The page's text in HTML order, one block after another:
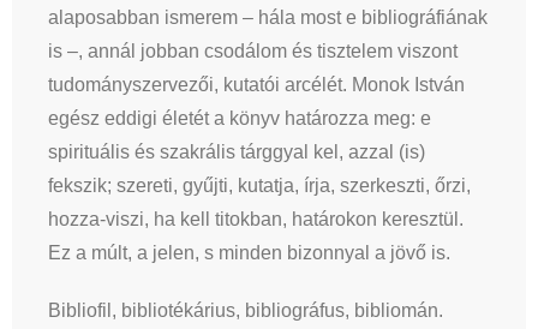
alaposabban ismerem – hála most e bibliográfiának
is –, annál jobban csodálom és tisztelem viszont
tudományszervezői, kutatói arcélét. Monok István
egész eddigi életét a könyv határozza meg: e
spirituális és szakrális tárggyal kel, azzal (is)
fekszik; szereti, gyűjti, kutatja, írja, szerkeszti, őrzi,
hozza-viszi, ha kell titokban, határokon keresztül.
Ez a múlt, a jelen, s minden bizonnyal a jövő is.
Bibliofil, bibliotékárius, bibliográfus, bibliomán.